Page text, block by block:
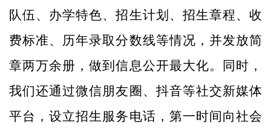
队伍、办学特色、招生计划、招生章程、收
费标准、历年录取分数线等情况，并发放简
章两万余册，做到信息公开最大化。同时，
我们还通过微信朋友圈、抖音等社交新媒体
平台，设立招生服务电话，第一时间向社会